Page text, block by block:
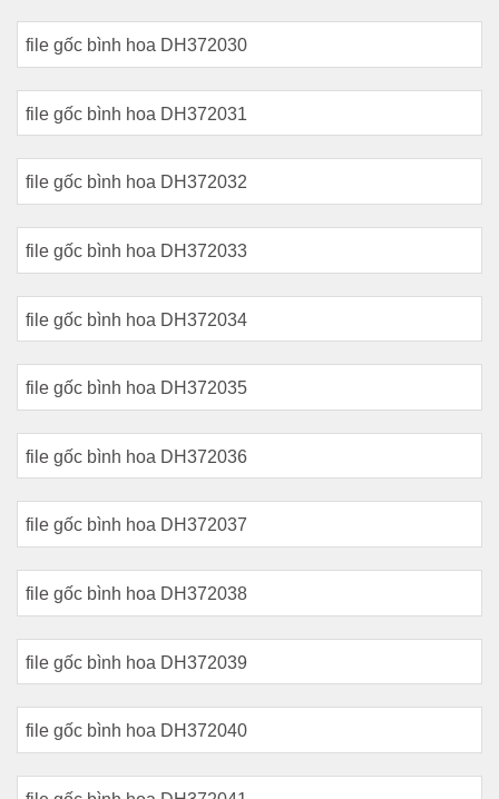
file gốc bình hoa DH372030
file gốc bình hoa DH372031
file gốc bình hoa DH372032
file gốc bình hoa DH372033
file gốc bình hoa DH372034
file gốc bình hoa DH372035
file gốc bình hoa DH372036
file gốc bình hoa DH372037
file gốc bình hoa DH372038
file gốc bình hoa DH372039
file gốc bình hoa DH372040